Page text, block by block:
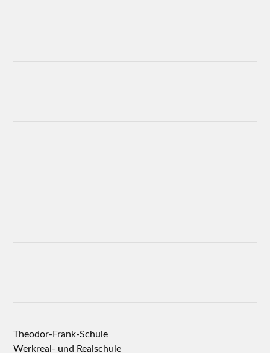
Theodor-Frank-Schule
Werkreal- und Realschule